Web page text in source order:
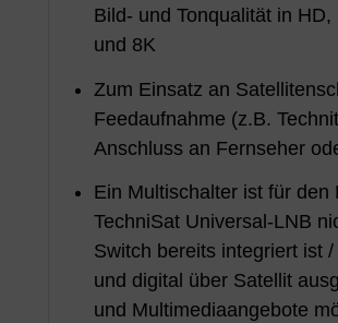
Bild- und Tonqualität in
und 8K
Zum Einsatz an
Feedaufnahme (z.B.
Anschluss an Fernseher
Ein Multischalter ist für den
TechniSat Universal-LNB
Switch bereits integriert ist
und digital über Satellit
und Multimediaangebote